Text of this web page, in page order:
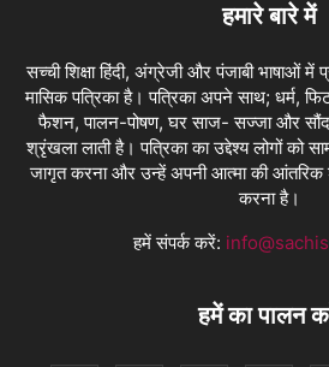
हमारे बारे में
सच्ची शिक्षा हिंदी, अंग्रेजी और पंजाबी भाषाओं में
मासिक पत्रिका है। पत्रिका अपने साथ; धर्म,
फैशन, पालन-पोषण, घर साज- सज्जा और
श्रृंखला लाती है। पत्रिका का उद्देश्य लोगों को
जागृत करना और उन्हें अपनी आत्मा की
करना है।
हमें संपर्क करें:
हमें का पालन